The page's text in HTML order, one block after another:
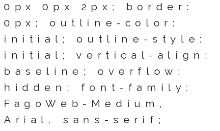
0px 0px 2px; border:
0px; outline-color:
initial; outline-style:
initial; vertical-align:
baseline; overflow:
hidden; font-family:
FagoWeb-Medium,
Arial, sans-serif;